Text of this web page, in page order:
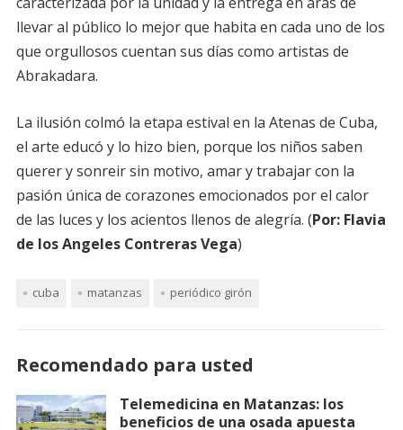
llevar al público lo mejor que habita en cada uno de los
que orgullosos cuentan sus días como artistas de
Abrakadara.
La ilusión colmó la etapa estival en la Atenas de Cuba,
el arte educó y lo hizo bien, porque los niños saben
querer y sonreir sin motivo, amar y trabajar con la
pasión única de corazones emocionados por el calor
de las luces y los acientos llenos de alegría. (Por: Flavia
de los Angeles Contreras Vega)
cuba matanzas periódico girón
Recomendado para usted
Telemedicina en Matanzas: los
beneficios de una osada apuesta